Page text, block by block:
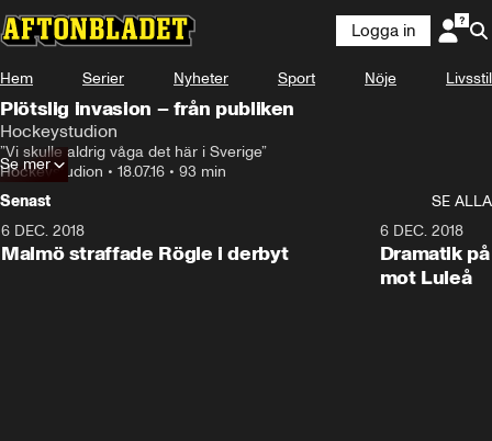
Logga in
Hem Serier Nyheter Sport Nöje Livsstil
Plötslig invasion – från publiken
Hockeystudion
”Vi skulle aldrig våga det här i Sverige”
Hockeystudion • 18.07.16 • 93 min
Se mer
Senast
SE ALLA
6 DEC. 2018
Malmö straffade Rögle i derbyt
6 DEC. 2018
Dramatik
mot Luleå